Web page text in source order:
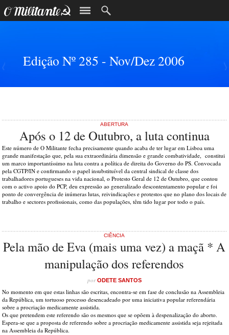
Edição Nº 285 - Nov/Dez 2006
ABERTURA
Após o 12 de Outubro, a luta continua
Este número de O Militante fecha precisamente quando acaba de ter lugar em Lisboa uma
grande manifestação que, pela sua extraordinária dimensão e grande combatividade, constitui
um marco importantíssimo na luta contra a política de direita do Governo do PS. Convocada
pela CGTP/IN e confirmando o papel insubstituível da central sindical de classe dos
trabalhadores portugueses na vida nacional, o Protesto Geral de 12 de Outubro, que contou
com o activo apoio do PCP, deu expressão ao generalizado descontentamento popular e foi
ponto de convergência de inúmeras lutas, reivindicações e protestos que no plano dos locais de
trabalho e sectores profissionais, como das populações, têm tido lugar por todo o país.
CIÊNCIA
Pela mão de Eva (mais uma vez) a maçã * A
manipulação dos referendos
porODETE SANTOS
No momento em que estas linhas são escritas, encontra-se em fase de conclusão na Assembleia
da República, um tortuoso processo desencadeado por uma iniciativa popular referendária
sobre a procriação medicamente assistida.
Os que pretendem este referendo são os mesmos que se opõem à despenalização do aborto.
Espera-se que a proposta de referendo sobre a procriação medicamente assistida seja rejeitada
na Assembleia da República.